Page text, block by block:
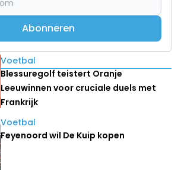
Abonneren
Voetbal
Blessuregolf teistert Oranje
Leeuwinnen voor cruciale duels met
Frankrijk
Voetbal
Feyenoord wil De Kuip kopen